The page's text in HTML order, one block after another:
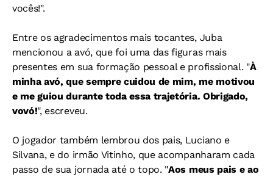
vocês!".
Entre os agradecimentos mais tocantes, Juba
mencionou a avó, que foi uma das figuras mais
presentes em sua formação pessoal e profissional. "À
minha avó, que sempre cuidou de mim, me motivou
e me guiou durante toda essa trajetória. Obrigado,
vovó!", escreveu.
O jogador também lembrou dos pais, Luciano e
Silvana, e do irmão Vitinho, que acompanharam cada
passo de sua jornada até o topo. "Aos meus pais e ao